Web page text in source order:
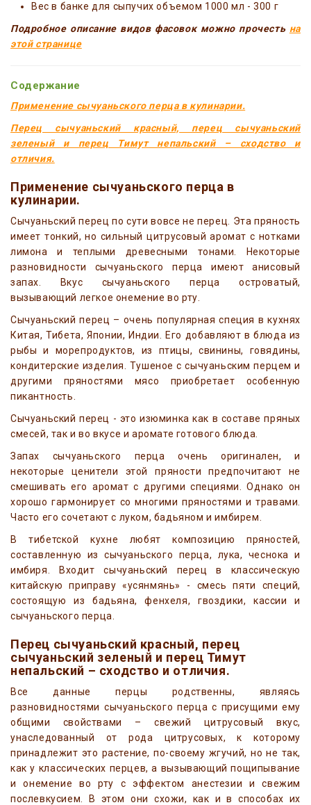
Вес в банке для сыпучих объемом 1000 мл - 300 г
Подробное описание видов фасовок можно прочесть на
этой странице
Содержание
Применение сычуаньского перца в кулинарии.
Перец сычуаньский красный, перец сычуаньский
зеленый и перец Тимут непальский – сходство и
отличия.
Применение сычуаньского перца в
кулинарии.
Сычуаньский перец по сути вовсе не перец. Эта пряность
имеет тонкий, но сильный цитрусовый аромат с нотками
лимона и теплыми древесными тонами. Некоторые
разновидности сычуаньского перца имеют анисовый
запах. Вкус сычуаньского перца островатый,
вызывающий легкое онемение во рту.
Сычуаньский перец – очень популярная специя в кухнях
Китая, Тибета, Японии, Индии. Его добавляют в блюда из
рыбы и морепродуктов, из птицы, свинины, говядины,
кондитерские изделия. Тушеное с сычуаньским перцем и
другими пряностями мясо приобретает особенную
пикантность.
Сычуаньский перец - это изюминка как в составе пряных
смесей, так и во вкусе и аромате готового блюда.
Запах сычуаньского перца очень оригинален, и
некоторые ценители этой пряности предпочитают не
смешивать его аромат с другими специями. Однако он
хорошо гармонирует со многими пряностями и травами.
Часто его сочетают с луком, бадьяном и имбирем.
В тибетской кухне любят композицию пряностей,
составленную из сычуаньского перца, лука, чеснока и
имбиря. Входит сычуаньский перец в классическую
китайскую приправу «усянмянь» - смесь пяти специй,
состоящую из бадьяна, фенхеля, гвоздики, кассии и
сычуаньского перца.
Перец сычуаньский красный, перец
сычуаньский зеленый и перец Тимут
непальский – сходство и отличия.
Все данные перцы родственны, являясь
разновидностями сычуаньского перца с присущими ему
общими свойствами – свежий цитрусовый вкус,
унаследованный от рода цитрусовых, к которому
принадлежит это растение, по-своему жгучий, но не так,
как у классических перцев, а вызывающий пощипывание
и онемение во рту с эффектом анестезии и свежим
послевкусием. В этом они схожи, как и в способах их